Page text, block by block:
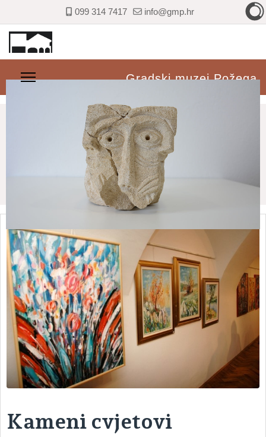
099 314 7417 info@gmp.hr
Gradski muzej Požega
Kameni cvjetovi